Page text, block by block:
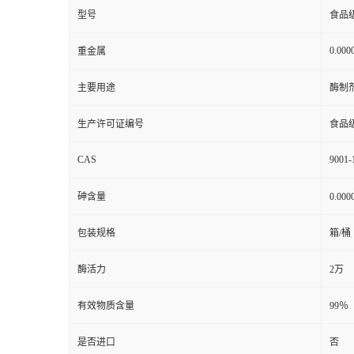
型号 食品
重金属
主要用途 酶制
生产许可证编号 食品
CAS 9001-
砷含量
包装规格 箱/桶
酶活力 2万
有效物质含量 99％
是否进口 否